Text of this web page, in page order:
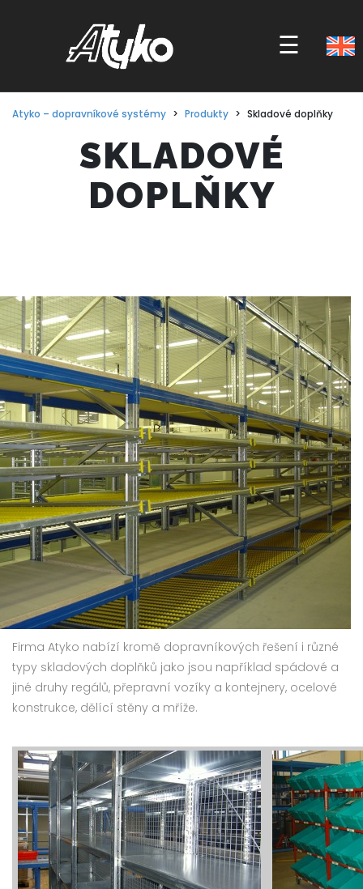
☰
SKLADOVÉ
DOPLŇKY
Firma Atyko nabízí kromě dopravníkových řešení i různé
typy skladových doplňků jako jsou například spádové a
jiné druhy regálů, přepravní vozíky a kontejnery, ocelové
konstrukce, dělící stěny a mříže.